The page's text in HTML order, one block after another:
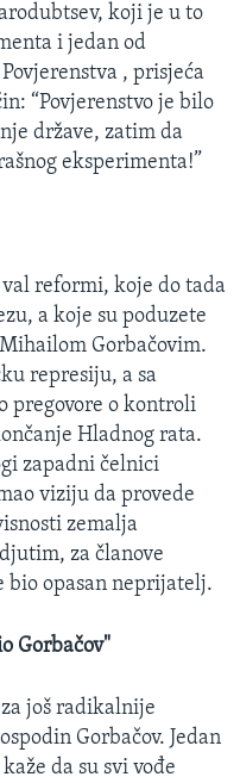
koji je u to
i jedan od
, prisjeća
“Povjerenstvo je bilo
države, zatim da
eksperimenta!”
reformi, koje do tada
a koje su poduzete
Gorbačovim.
represiju, a sa
pregovore o kontroli
Hladnog rata.
zapadni čelnici
viziju da provede
zemalja
za članove
bio opasan neprijatelj.
Gorbačov"
još radikalnije
Gorbačov. Jedan
da su svi vođe